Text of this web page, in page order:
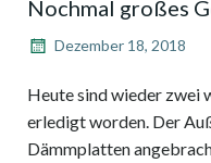
Nochmal großes
Dezember 18, 2018
Heute sind wieder zwei
erledigt worden. Der
Dämmplatten